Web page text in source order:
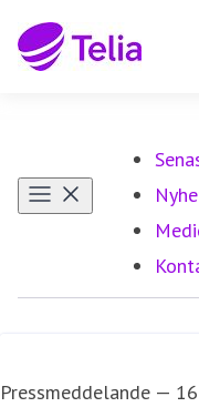
Pressmeddelande —